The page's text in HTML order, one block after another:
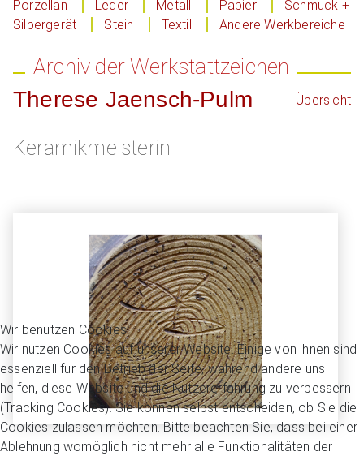
Porzellan
Leder Metall Papier
Schmuck +
Silbergerät
Stein Textil Andere Werkbereiche
Archiv der Werkstattzeichen
Übersicht
Therese Jaensch-Pulm
Keramikmeisterin
Wir benutzen Cookies
Wir nutzen Cookies auf unserer Website. Einige von ihnen sind
essenziell für den Betrieb der Seite, während andere uns
helfen, diese Website und die Nutzererfahrung zu verbessern
(Tracking Cookies). Sie können selbst entscheiden, ob Sie die
Cookies zulassen möchten. Bitte beachten Sie, dass bei einer
Ablehnung womöglich nicht mehr alle Funktionalitäten der